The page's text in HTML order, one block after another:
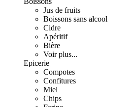
Jus de fruits
Boissons sans alcool
Cidre
Apéritif
Bière
Voir plus...
Epicerie
Compotes
Confitures
Miel
Chips